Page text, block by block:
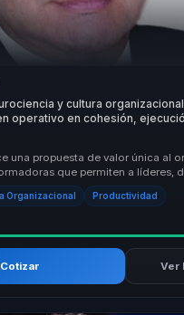
y cultura
operativo en cohesión,
una propuesta de valor única al
que permiten a líderes,
Organizacional Productividad
Cotizar Ver